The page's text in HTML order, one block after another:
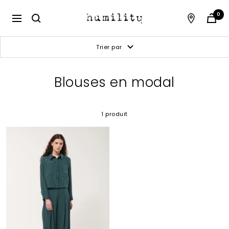
contenuNavigation
Humility 0
Trier par
Blouses en modal
1 produit